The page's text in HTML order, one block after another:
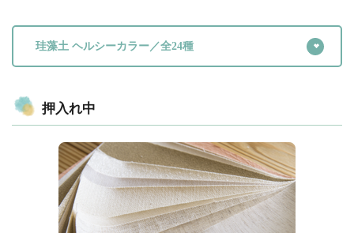
珪藻土 ヘルシーカラー／全24種
押入れ中